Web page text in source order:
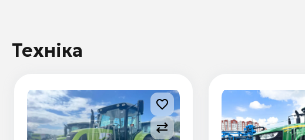
Техніка